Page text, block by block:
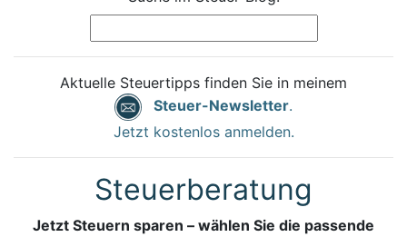
Aktuelle Steuertipps finden Sie in meinem
Steuer-Newsletter.
Jetzt kostenlos anmelden.
Steuerberatung
Jetzt Steuern sparen – wählen Sie die passende